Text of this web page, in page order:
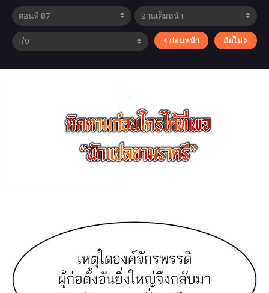
ก่อนหน้า ถัดไป